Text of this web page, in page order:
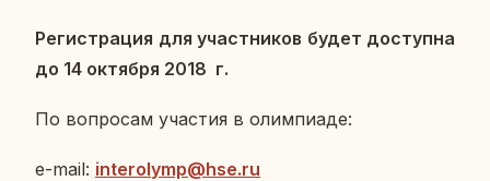
Ре­ги­стра­ция для участ­ни­ков будет до­ступ­на
до 14 ок­тяб­ря 2018 г.
По во­про­сам уча­стия в олим­пиа­де:
e-mail: interolymp@hse.ru